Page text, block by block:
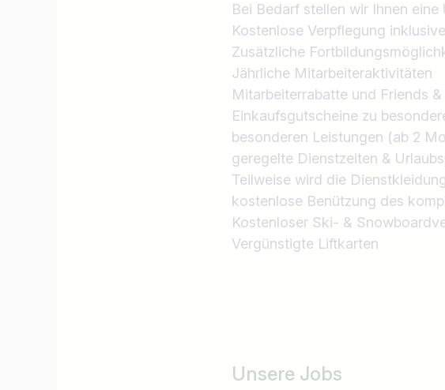
Bei Bedarf stellen wir Ihnen
Kostenlose Verpflegung
Zusätzliche
Jährliche Mitarbeiteraktivitäten
Mitarbeiterrabatte und Friends
Einkaufsgutscheine zu
besonderen Leistungen (ab 2
geregelte Dienstzeiten &
Teilweise wird die
kostenlose Benützung des
Kostenloser Ski- &
Vergünstigte Liftkarten
Unsere Jobs